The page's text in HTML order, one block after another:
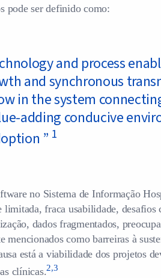
pode ser definido como:
and process
and synchronous
in the system
adding conducive
” 1
no Sistema de Informação
fraca usabilidade, desafios
dados fragmentados,
mencionados como barreiras à
está a viabilidade dos projetos
clínicas.2,3